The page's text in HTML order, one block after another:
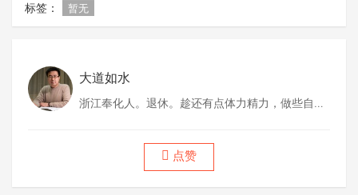
标签： 暂无
大道如水
浙江奉化人。退休。趁还有点体力精力，做些自己
点赞